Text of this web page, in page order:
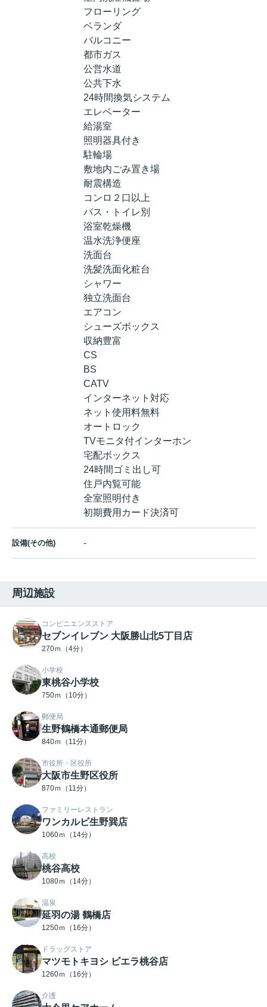
フローリング
ベランダ
バルコニー
都市ガス
公営水道
公共下水
24時間換気システム
エレベーター
給湯室
照明器具付き
駐輪場
敷地内ごみ置き場
耐震構造
コンロ２口以上
バス・トイレ別
浴室乾燥機
温水洗浄便座
洗面台
洗髪洗面化粧台
シャワー
独立洗面台
エアコン
シューズボックス
収納豊富
CS
BS
CATV
インターネット対応
ネット使用料無料
オートロック
TVモニタ付インターホン
宅配ボックス
24時間ゴミ出し可
住戸内覧可能
全室照明付き
初期費用カード決済可
設備(その他) -
周辺施設
コンビニエンスストア
セブンイレブン 大阪勝山北5丁目店
270ｍ（4分）
小学校
東桃谷小学校
750ｍ（10分）
郵便局
生野鶴橋本通郵便局
840ｍ（11分）
市役所・区役所
大阪市生野区役所
870ｍ（11分）
ファミリーレストラン
ワンカルビ生野巽店
1060ｍ（14分）
高校
桃谷高校
1080ｍ（14分）
温泉
延羽の湯 鶴橋店
1250ｍ（16分）
ドラッグストア
マツモトキヨシ ビエラ桃谷店
1260ｍ（16分）
介護